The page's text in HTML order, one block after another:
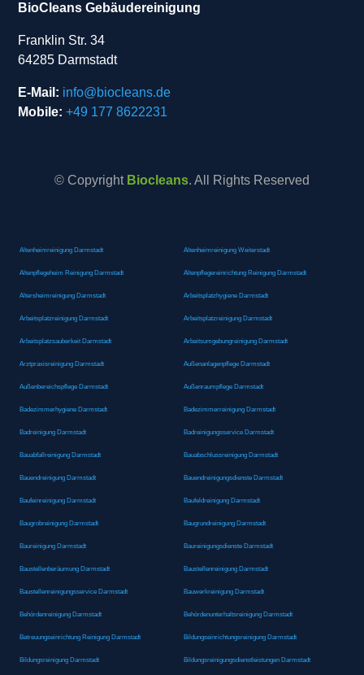
BioCleans Gebäudereinigung
Franklin Str. 34
64285 Darmstadt
E-Mail: info@biocleans.de
Mobile: +49 177 8622231
© Copyright Biocleans. All Rights Reserved
Altenheimreinigung Darmstadt Altenheimreinigung Weiterstadt
Altenpflegeheim Reinigung Darmstadt Altenpflegereinrichtung Reinigung Darmstadt
Altersheimreinigung Darmstadt Arbeitsplatzhygiene Darmstadt
Arbeitsplatzreinigung Darmstadt Arbeitsplatzreinigung Darmstadt
Arbeitsplatzsauberkeit Darmstadt Arbeitsumgebungreinigung Darmstadt
Arztpraxisreinigung Darmstadt Außenanlagenpflege Darmstadt
Außenbereichspflege Darmstadt Außenraumpflege Darmstadt
Badezimmerhygiene Darmstadt Badezimmerreinigung Darmstadt
Badreinigung Darmstadt Badreinigungsservice Darmstadt
Bauabfallreinigung Darmstadt Bauabschlussreinigung Darmstadt
Bauendreinigung Darmstadt Bauendreinigungsdienste Darmstadt
Baufeinreinigung Darmstadt Baufeldreinigung Darmstadt
Baugrobreinigung Darmstadt Baugrundreinigung Darmstadt
Baureinigung Darmstadt Baureinigungsdienste Darmstadt
Baustellenberäumung Darmstadt Baustellenreinigung Darmstadt
Baustellenreinigungsservice Darmstadt Bauwerkreinigung Darmstadt
Behördenreinigung Darmstadt Behördenunterhaltsreinigung Darmstadt
Betreuungseinrichtung Reinigung Darmstadt Bildungseinrichtungsreinigung Darmstadt
Bildungsreinigung Darmstadt Bildungsreinigungsdienstleistungen Darmstadt